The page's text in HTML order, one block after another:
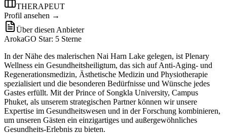
THERAPEUT
Profil ansehen →
Über diesen Anbieter
ArokaGO Star: 5 Sterne
In der Nähe des malerischen Nai Harn Lake gelegen, ist Plenary
Wellness ein Gesundheitsheiligtum, das sich auf Anti-Aging- und
Regenerationsmedizin, Ästhetische Medizin und Physiotherapie
spezialisiert und die besonderen Bedürfnisse und Wünsche jedes
Gastes erfüllt. Mit der Prince of Songkla University, Campus
Phuket, als unserem strategischen Partner können wir unsere
Expertise im Gesundheitswesen und in der Forschung kombinieren,
um unseren Gästen ein einzigartiges und außergewöhnliches
Gesundheits-Erlebnis zu bieten.